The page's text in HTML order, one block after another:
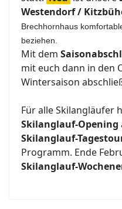
Westendorf /
Brechhornhaus
beziehen.
Mit dem
mit euch dann in den
Wintersaison
Für alle Skilangläufer
Skilanglauf-Opening
Skilanglauf-
Programm. Ende
Skilanglauf-